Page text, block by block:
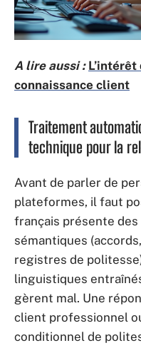
A lire aussi : L’intérêt
connaissance client
Traitement
technique pour la
Avant de parler de
plateformes, il faut
français présente
sémantiques
registres de
linguistiques
gèrent mal. Une
client professionnel
conditionnel de